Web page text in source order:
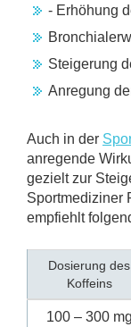
- Erhöhung
Steigerung
Anregung
Auch in der
anregende
gezielt zur
Sportmediziner
empfiehlt
Dosierung des
Koffeins
100 – 300 mg